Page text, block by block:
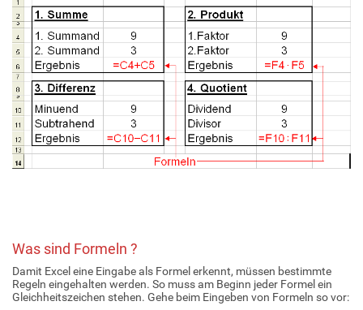
Was sind Formeln ?
Damit Excel eine Eingabe als Formel erkennt, müssen bestimmte
Regeln eingehalten werden. So muss am Beginn jeder Formel ein
Gleichheitszeichen stehen. Gehe beim Eingeben von Formeln so vor: